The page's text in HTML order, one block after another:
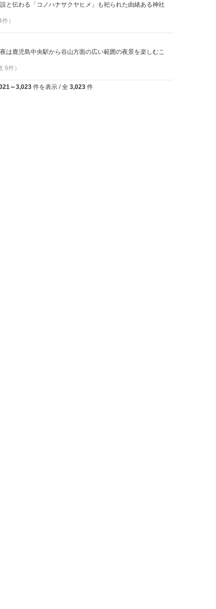
と伝わる「コノハナサクヤヒメ」も祀られた由緒ある神社
）
は鹿児島中央駅から谷山方面の広い範囲の夜景を楽しむこ
9件）
～3,023 件を表示 / 全 3,023 件